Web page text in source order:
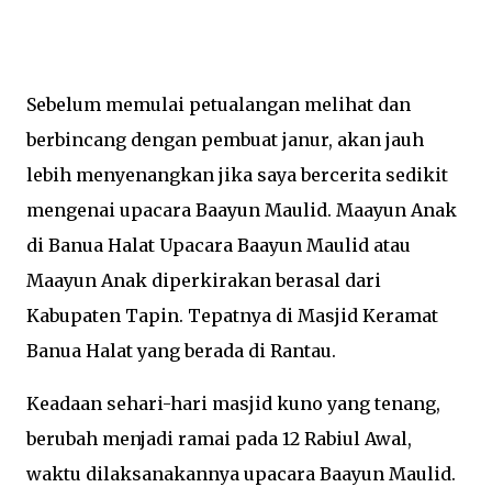
Sebelum memulai petualangan melihat dan
berbincang dengan pembuat janur, akan jauh
lebih menyenangkan jika saya bercerita sedikit
mengenai upacara Baayun Maulid. Maayun Anak
di Banua Halat Upacara Baayun Maulid atau
Maayun Anak diperkirakan berasal dari
Kabupaten Tapin. Tepatnya di Masjid Keramat
Banua Halat yang berada di Rantau.
Keadaan sehari-hari masjid kuno yang tenang,
berubah menjadi ramai pada 12 Rabiul Awal,
waktu dilaksanakannya upacara Baayun Maulid.